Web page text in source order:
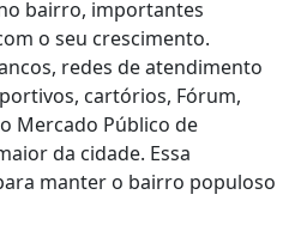
bairro, importantes
o seu crescimento.
redes de atendimento
cartórios, Fórum,
Mercado Público de
da cidade. Essa
manter o bairro populoso